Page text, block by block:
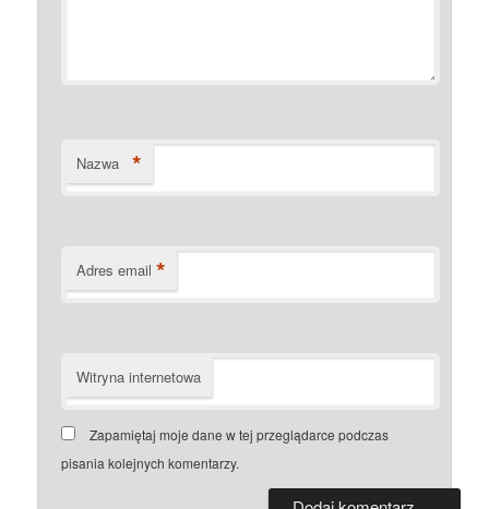
Nazwa *
Adres email *
Witryna internetowa
Zapamiętaj moje dane w tej przeglądarce podczas
pisania kolejnych komentarzy.